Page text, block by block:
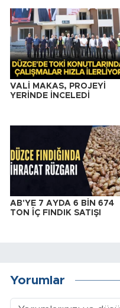
VALİ MAKAS, PROJEYİ
YERİNDE İNCELEDİ
AB'YE 7 AYDA 6 BİN 674
TON ÎÇ FINDIK SATIŞI
Yorumlar